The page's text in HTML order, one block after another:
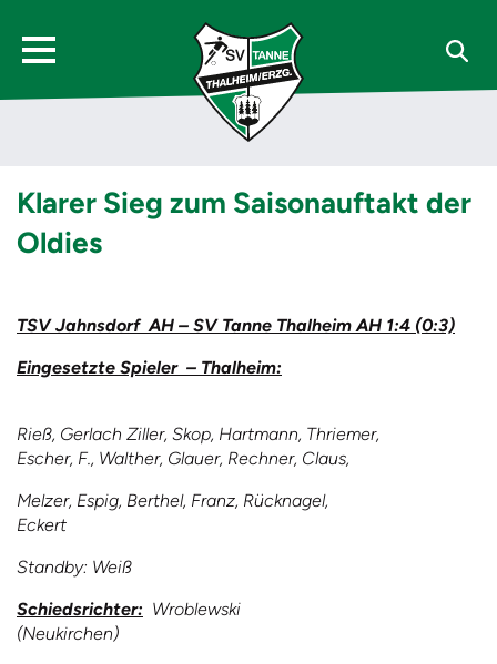
Klarer Sieg zum Saisonauftakt der
Oldies
TSV Jahnsdorf AH – SV Tanne Thalheim AH 1:4 (0:3)
Eingesetzte Spieler – Thalheim:
Rieß, Gerlach Ziller, Skop, Hartmann, Thriemer,
Escher, F., Walther, Glauer, Rechner, Claus,
Melzer, Espig, Berthel, Franz, Rücknagel,
Eckert
Standby: Weiß
Schiedsrichter: Wroblewski
(Neukirchen)